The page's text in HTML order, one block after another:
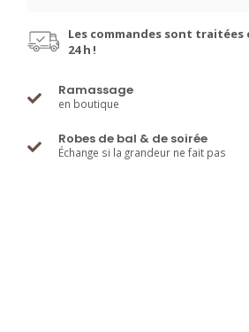
Les commandes sont traitées
24 h !
Ramassage
en boutique
Robes de bal & de soirée
Échange si la grandeur ne fait pas